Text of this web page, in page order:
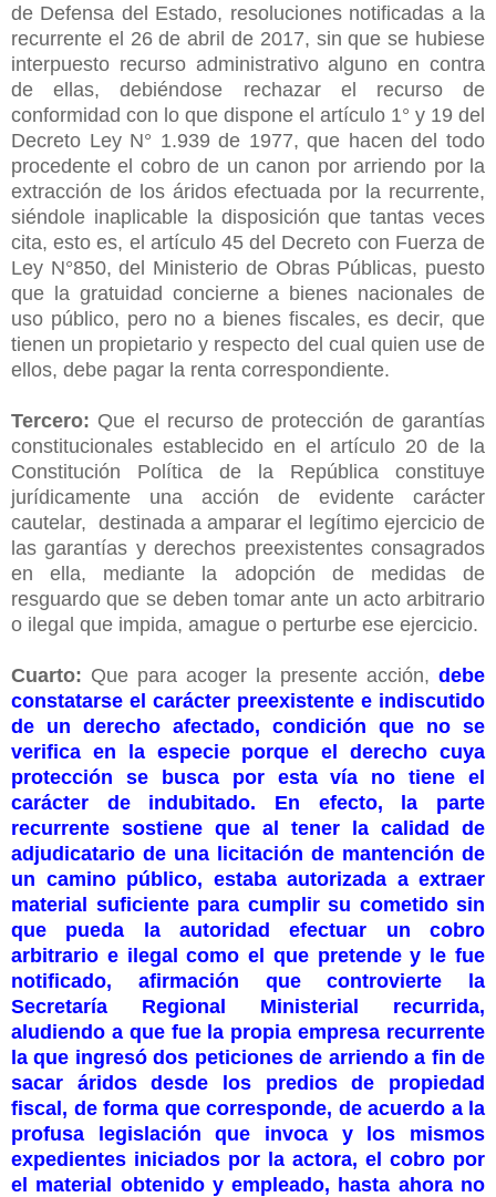
de Defensa del Estado, resoluciones notificadas a la
recurrente el 26 de abril de 2017, sin que se hubiese
interpuesto recurso administrativo alguno en contra
de ellas, debiéndose rechazar el recurso de
conformidad con lo que dispone el artículo 1° y 19 del
Decreto Ley N° 1.939 de 1977, que hacen del todo
procedente el cobro de un canon por arriendo por la
extracción de los áridos efectuada por la recurrente,
siéndole inaplicable la disposición que tantas veces
cita, esto es, el artículo 45 del Decreto con Fuerza de
Ley N°850, del Ministerio de Obras Públicas, puesto
que la gratuidad concierne a bienes nacionales de
uso público, pero no a bienes fiscales, es decir, que
tienen un propietario y respecto del cual quien use de
ellos, debe pagar la renta correspondiente.
Tercero: Que el recurso de protección de garantías
constitucionales establecido en el artículo 20 de la
Constitución Política de la República constituye
jurídicamente una acción de evidente carácter
cautelar, destinada a amparar el legítimo ejercicio de
las garantías y derechos preexistentes consagrados
en ella, mediante la adopción de medidas de
resguardo que se deben tomar ante un acto arbitrario
o ilegal que impida, amague o perturbe ese ejercicio.
Cuarto: Que para acoger la presente acción, debe
constatarse el carácter preexistente e indiscutido
de un derecho afectado, condición que no se
verifica en la especie porque el derecho cuya
protección se busca por esta vía no tiene el
carácter de indubitado. En efecto, la parte
recurrente sostiene que al tener la calidad de
adjudicatario de una licitación de mantención de
un camino público, estaba autorizada a extraer
material suficiente para cumplir su cometido sin
que pueda la autoridad efectuar un cobro
arbitrario e ilegal como el que pretende y le fue
notificado, afirmación que controvierte la
Secretaría Regional Ministerial recurrida,
aludiendo a que fue la propia empresa recurrente
la que ingresó dos peticiones de arriendo a fin de
sacar áridos desde los predios de propiedad
fiscal, de forma que corresponde, de acuerdo a la
profusa legislación que invoca y los mismos
expedientes iniciados por la actora, el cobro por
el material obtenido y empleado, hasta ahora no